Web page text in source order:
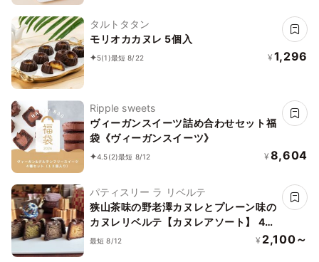
タルトタタン
モリオカカヌレ 5個入
5(1)最短 8/22 ¥ 1,296
Ripple sweets
ヴィーガンスイーツ詰め合わせセット福
袋《ヴィーガンスイーツ》
4.5(2)最短 8/12 ¥ 8,604
パティスリー ラ リベルテ
狭山茶味の野老澤カヌレとプレーン味の
カヌレリベルテ【カヌレアソート】 4個
入
最短 8/12 ¥ 2,100～